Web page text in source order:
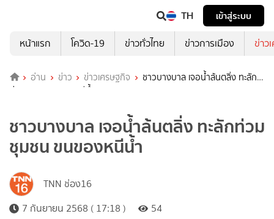
TH
เข้าสู่ระบบ
หน้าแรก
โควิด-19 ข่าวทั่วไทย ข่าวการเมือง ข่าว
อ่าน ข่าว ข่าวเศรษฐกิจ
ชาวบางบาล เจอน้ำล้นตลิ่ง ทะลัก
ท่วมชุมชน ขนของหนีน้ำ
ชาวบางบาล เจอน้ำล้นตลิ่ง ทะลักท่วม
ชุมชน ขนของหนีน้ำ
TNN ช่อง16
7 กันยายน 2568 ( 17:18 )
54